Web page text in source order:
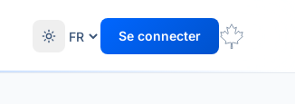
Se connecter